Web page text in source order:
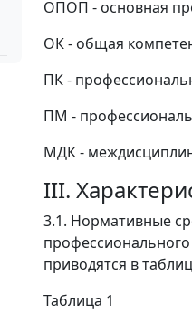
ОПОП - основная
ОК - общая
ПК -
ПМ -
МДК -
III.
3.1. Нормативные
приводятся в
Таблица 1